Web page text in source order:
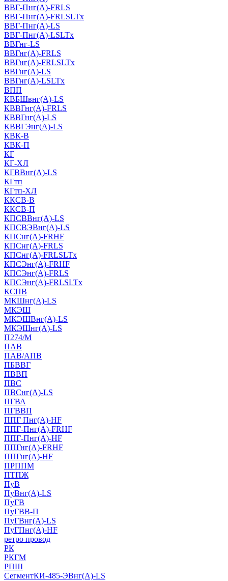
ВВГ-Пнг(А)-FRLS
ВВГ-Пнг(А)-FRLSLTx
ВВГ-Пнг(А)-LS
ВВГ-Пнг(А)-LSLTx
ВВГнг-LS
ВВГнг(А)-FRLS
ВВГнг(А)-FRLSLTx
ВВГнг(А)-LS
ВВГнг(А)-LSLTx
ВПП
КВБШвнг(А)-LS
КВВГнг(А)-FRLS
КВВГнг(А)-LS
КВВГЭнг(А)-LS
КВК-В
КВК-П
КГ
КГ-ХЛ
КГВВнг(А)-LS
КГтп
КГтп-ХЛ
ККСВ-В
ККСВ-П
КПСВВнг(А)-LS
КПСВЭВнг(А)-LS
КПСнг(А)-FRHF
КПСнг(А)-FRLS
КПСнг(А)-FRLSLTx
КПСЭнг(А)-FRHF
КПСЭнг(А)-FRLS
КПСЭнг(А)-FRLSLTx
КСПВ
МКШнг(А)-LS
МКЭШ
МКЭШВнг(А)-LS
МКЭШнг(А)-LS
П274/М
ПАВ
ПАВ/АПВ
ПБВВГ
ПВВП
ПВС
ПВСнг(А)-LS
ПГВА
ПГВВП
ППГ Пнг(А)-HF
ППГ-Пнг(А)-FRHF
ППГ-Пнг(А)-HF
ППГнг(А)-FRHF
ППГнг(А)-HF
ПРППМ
ПТПЖ
ПуВ
ПуВнг(А)-LS
ПуГВ
ПуГВВ-П
ПуГВнг(А)-LS
ПуГПнг(А)-HF
ретро провод
РК
РКГМ
РПШ
СегментКИ-485-ЭВнг(А)-LS